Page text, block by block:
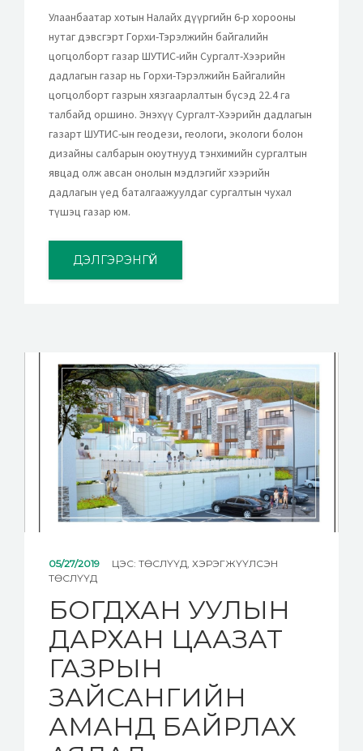
Улаанбаатар хотын Налайх дүүргийн 6-р хорооны
нутаг дэвсгэрт Горхи-Тэрэлжийн байгалийн
цогцолборт газар ШУТИС-ийн Сургалт-Хээрийн
дадлагын газар нь Горхи-Тэрэлжийн Байгалийн
цогцолборт газрын хязгаарлалтын бүсэд 22.4 га
талбайд оршино. Энэхүү Сургалт-Хээрийн дадлагын
газарт ШУТИС-ын геодези, геологи, экологи болон
дизайны салбарын оюутнууд тэнхимийн сургалтын
явцад олж авсан онолын мэдлэгийг хээрийн
дадлагын үед баталгаажуулдаг сургалтын чухал
түшэц газар юм.
ДЭЛГЭРЭНГҮЙ
05/27/2019 ЦЭС: ТӨСЛҮҮД, ХЭРЭГЖҮҮЛСЭН
ТӨСЛҮҮД
БОГДХАН УУЛЫН
ДАРХАН ЦААЗАТ
ГАЗРЫН
ЗАЙСАНГИЙН
АМАНД БАЙРЛАХ